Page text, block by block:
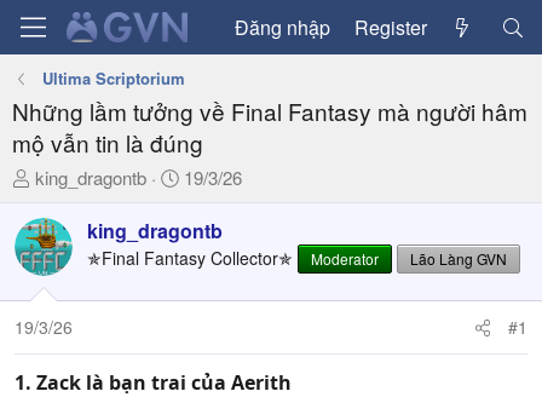
Đăng nhập Register
Ultima Scriptorium
Những lầm tưởng về Final Fantasy mà người hâm
mộ vẫn tin là đúng
T
r
e
a
d
s
t
a
king_dragontb
N
à
y
ử
19/3/26
king_dragontb
✯Final Fantasy Collector✯ Moderator Lão Làng GVN
19/3/26 #1
1. Zack là bạn trai của Aerith